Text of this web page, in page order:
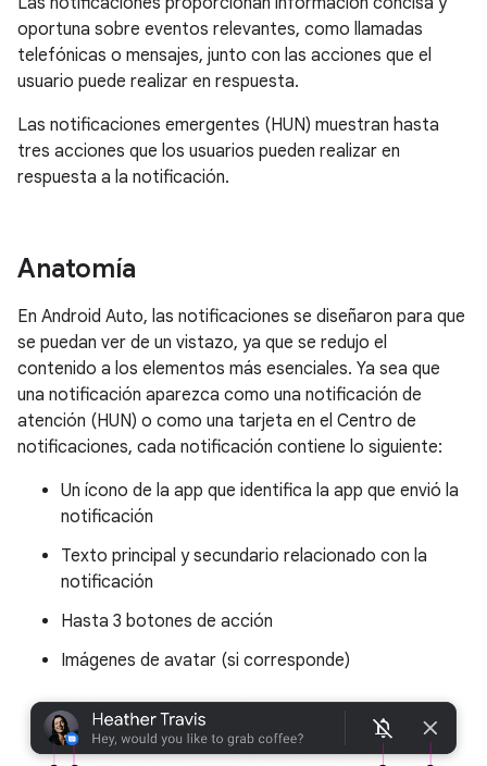
oportuna sobre eventos relevantes, como llamadas
telefónicas o mensajes, junto con las acciones que el
usuario puede realizar en respuesta.
Las notificaciones emergentes (HUN) muestran hasta
tres acciones que los usuarios pueden realizar en
respuesta a la notificación.
Anatomía
En Android Auto, las notificaciones se diseñaron para que
se puedan ver de un vistazo, ya que se redujo el
contenido a los elementos más esenciales. Ya sea que
una notificación aparezca como una notificación de
atención (HUN) o como una tarjeta en el Centro de
notificaciones, cada notificación contiene lo siguiente:
Un ícono de la app que identifica la app que envió la
notificación
Texto principal y secundario relacionado con la
notificación
Hasta 3 botones de acción
Imágenes de avatar (si corresponde)